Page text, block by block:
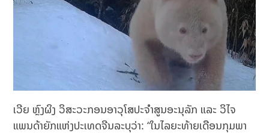
ເວີຍ ຫຼົງຜິງ ວິສະວະກອນອາວຸໂສປະຈຳສູນອະນຸລັກ ແລະ ວິໄຈ
ແພນດ້າຍັກແຫ່ງປະເທດຈີນລະບຸວ່າ: “ໃນໄລຍະທ້າຍເດືອນກຸມພາ